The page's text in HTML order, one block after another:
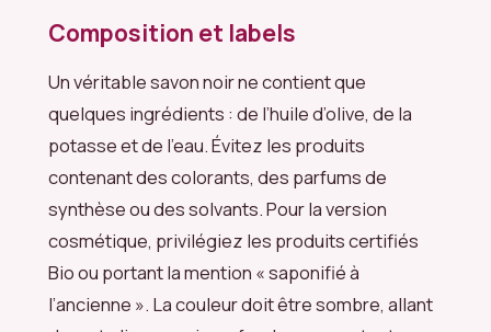
Composition et labels
Un véritable savon noir ne contient que
quelques ingrédients : de l’huile d’olive, de la
potasse et de l’eau. Évitez les produits
contenant des colorants, des parfums de
synthèse ou des solvants. Pour la version
cosmétique, privilégiez les produits certifiés
Bio ou portant la mention « saponifié à
l’ancienne ». La couleur doit être sombre, allant